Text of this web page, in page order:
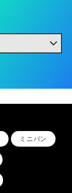
ミニバン